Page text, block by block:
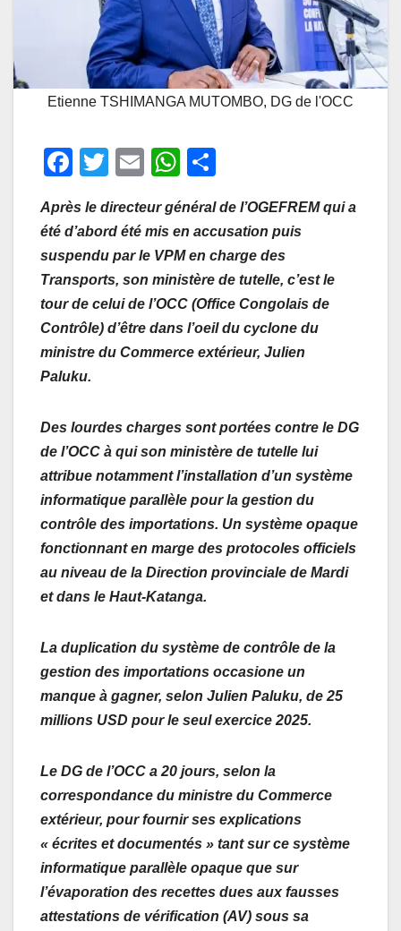
Etienne TSHIMANGA MUTOMBO, DG de l'OCC
F
c
e
b
o
o
k
T
tt
er
E
ail
W
at
s
A
p
p
ta
g
er
Après le directeur général de l’OGEFREM qui a
été d’abord été mis en accusation puis
suspendu par le VPM en charge des
Transports, son ministère de tutelle, c’est le
tour de celui de l’OCC (Office Congolais de
Contrôle) d’être dans l’oeil du cyclone du
ministre du Commerce extérieur, Julien
Paluku.
Des lourdes charges sont portées contre le DG
de l’OCC à qui son ministère de tutelle lui
attribue notamment l’installation d’un système
informatique parallèle pour la gestion du
contrôle des importations. Un système opaque
fonctionnant en marge des protocoles officiels
au niveau de la Direction provinciale de Mardi
et dans le Haut-Katanga.
La duplication du système de contrôle de la
gestion des importations occasione un
manque à gagner, selon Julien Paluku, de 25
millions USD pour le seul exercice 2025.
Le DG de l’OCC a 20 jours, selon la
correspondance du ministre du Commerce
extérieur, pour fournir ses explications
« écrites et documentés » tant sur ce système
informatique parallèle opaque que sur
l’évaporation des recettes dues aux fausses
attestations de vérification (AV) sous sa